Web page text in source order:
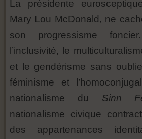
La présidente
Mary Lou McDonald, ne
son progressisme
l’inclusivité, le
et le gendérisme sans
féminisme et
nationalisme du Sinn
nationalisme civique
des appartenances